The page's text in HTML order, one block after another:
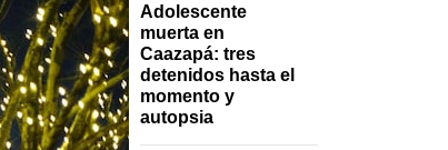
Adolescente
muerta en
Caazapá: tres
detenidos hasta el
momento y
autopsia